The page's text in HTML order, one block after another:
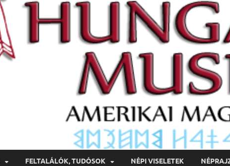
FELTALÁLÓK, TUDÓSOK NÉPI VISELETEK